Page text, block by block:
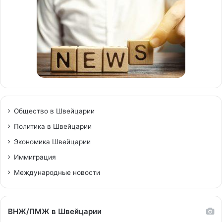
Общество в Швейцарии
Политика в Швейцарии
Экономика Швейцарии
Иммиграция
Международные новости
ВНЖ/ПМЖ в Швейцарии